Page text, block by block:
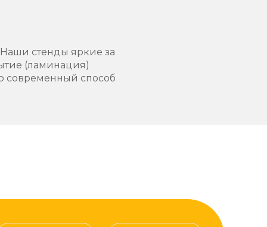
Наши стенды яркие за
(ламинация)
современный способ